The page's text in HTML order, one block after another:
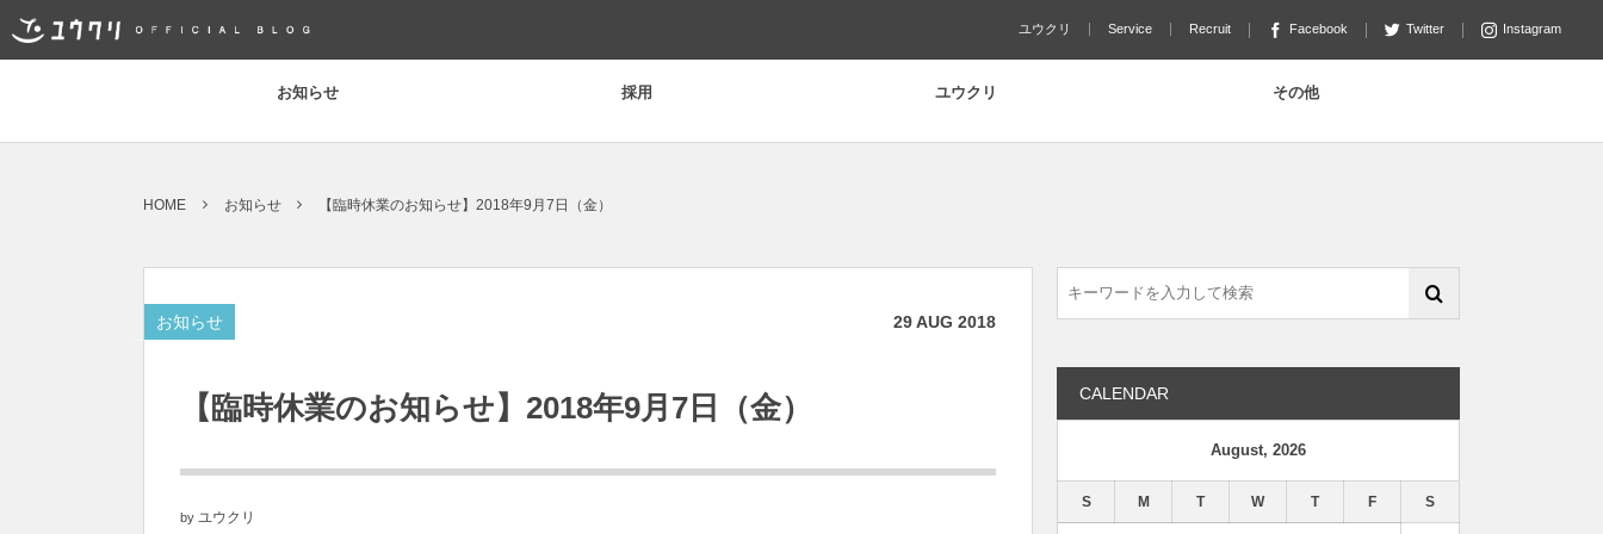
ユウクリ Service Recruit Facebook Twitter Instagram
お知らせ 採用 ユウクリ その他
HOME お知らせ 【臨時休業のお知らせ】2018年9月7日（金）
お知らせ 29AUG 2018
【臨時休業のお知らせ】2018年9月7日（金）
by ユウクリ
CALENDAR
August, 2026
S M T W T F S